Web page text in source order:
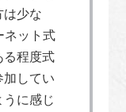
は少な
ネット式
る程度式
加してい
に感じ